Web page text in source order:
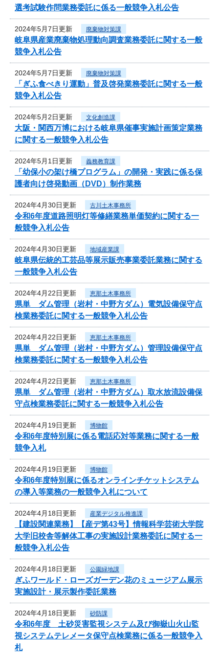
選考試験作問業務委託に係る一般競争入札公告
2024年5月7日更新 廃棄物対策課
岐阜県産業廃棄物処理動向調査業務委託に関する一般
競争入札公告
2024年5月7日更新 廃棄物対策課
「ぎふ食べきり運動」普及啓発業務委託に関する一般
競争入札公告
2024年5月2日更新 文化創造課
大阪・関西万博における岐阜県催事実施計画策定業務
に関する一般競争入札公告
2024年5月1日更新 義務教育課
「幼保小の架け橋プログラム」の開発・実践に係る保
護者向け啓発動画（DVD）制作業務
2024年4月30日更新 古川土木事務所
令和6年度道路照明灯等修繕業務単価契約に関する一
般競争入札公告
2024年4月30日更新 地域産業課
岐阜県伝統的工芸品等展示販売事業委託業務に関する
一般競争入札公告
2024年4月22日更新 恵那土木事務所
県単 ダム管理（岩村・中野方ダム）電気設備保守点
検業務委託に関する一般競争入札公告
2024年4月22日更新 恵那土木事務所
県単 ダム管理（岩村・中野方ダム）管理設備保守点
検業務委託に関する一般競争入札公告
2024年4月22日更新 恵那土木事務所
県単 ダム管理（岩村・中野方ダム）取水放流設備保
守点検業務委託に関する一般競争入札公告
2024年4月19日更新 博物館
令和6年度特別展に係る電話応対等業務に関する一般
競争入札
2024年4月19日更新 博物館
令和6年度特別展に係るオンラインチケットシステム
の導入等業務の一般競争入札について
2024年4月18日更新 産業デジタル推進課
【建設関連業務】【産デ第43号】情報科学芸術大学院
大学旧校舎等解体工事の実施設計業務委託に関する一
般競争入札公告
2024年4月18日更新 公園緑地課
ぎふワールド・ローズガーデン花のミュージアム展示
実施設計・展示製作委託業務
2024年4月18日更新 砂防課
令和6年度 土砂災害監視システム及び御嶽山火山監
視システムテレメータ保守点検業務に係る一般競争入
札